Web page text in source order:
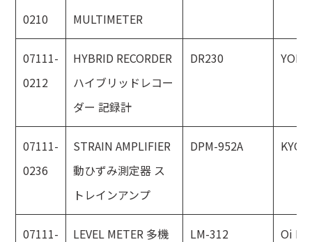
0210
MULTIMETER
07111-
0212
HYBRID RECORDER
ハイブリッドレコー
ダー 記録計
DR230
07111-
0236
STRAIN AMPLIFIER
動ひずみ測定器 ス
トレインアンプ
DPM-952A
07111-
LEVEL METER 多機
LM-312 Oi